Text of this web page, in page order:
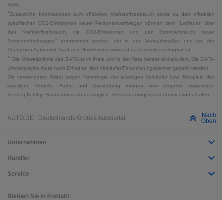
MwSt.
*Zusätzliche Informationen zum offiziellen Kraftstoffverbrauch sowie zu den offiziellen
spezifischen CO2-Emissionen neuer Personenkraftwagen können dem "Leitfaden über
den Kraftstoffverbrauch, die CO2-Emissionen und den Stromverbrauch neuer
Personenkraftwagen" entnommen werden, der in den Verkaufsstellen und bei der
Deutschen Automobil Treuhand GmbH unter www.dat.de kostenfrei verfügbar ist.
**Die Umweltprämie des BAFA ist im Preis und in der Rate bereits einkalkuliert. Die BAFA-
Umweltprämie muss nach Erhalt an den Verkäufer/Finanzierungspartner gezahlt werden.
Die verwendeten Bilder zeigen Fahrzeuge der jeweiligen Verkäufer bzw. Beispiele des
jeweiligen Modells. Farbe und Ausstattung können vom Angebot abweichen.
Kostenpflichtige Sonderausstattung möglich. Preisänderungen und Irrtümer vorbehalten.
AUTO.DE | Deutschlands Großes Autoportal
Nach
Oben
Unternehmen
Händler
Service
Bleiben Sie in Kontakt